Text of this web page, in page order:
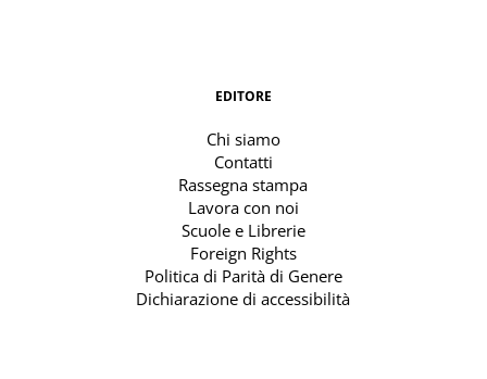
EDITORE
Chi siamo
Contatti
Rassegna stampa
Lavora con noi
Scuole e Librerie
Foreign Rights
Politica di Parità di Genere
Dichiarazione di accessibilità